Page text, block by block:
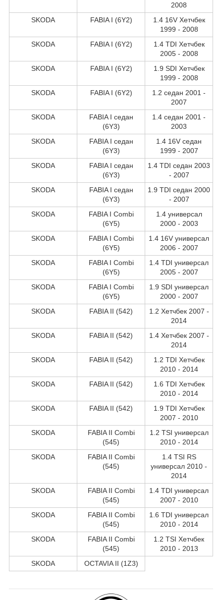
2008
SKODA
FABIA I (6Y2)
1.4 16V Хетчбек
1999 - 2008
SKODA
FABIA I (6Y2)
1.4 TDI Хетчбек
2005 - 2008
SKODA
FABIA I (6Y2)
1.9 SDI Хетчбек
1999 - 2008
SKODA
FABIA I (6Y2)
1.2 седан 2001 -
2007
SKODA
FABIA I седан
(6Y3)
1.4 седан 2001 -
2003
SKODA
FABIA I седан
(6Y3)
1.4 16V седан
1999 - 2007
SKODA
FABIA I седан
(6Y3)
1.4 TDI седан 2003
- 2007
SKODA
FABIA I седан
(6Y3)
1.9 TDI седан 2000
- 2007
SKODA
FABIA I Combi
(6Y5)
1.4 универсал
2000 - 2003
SKODA
FABIA I Combi
(6Y5)
1.4 16V универсал
2006 - 2007
SKODA
FABIA I Combi
(6Y5)
1.4 TDI универсал
2005 - 2007
SKODA
FABIA I Combi
(6Y5)
1.9 SDI универсал
2000 - 2007
SKODA
FABIA II (542)
1.2 Хетчбек 2007 -
2014
SKODA
FABIA II (542)
1.4 Хетчбек 2007 -
2014
SKODA
FABIA II (542)
1.2 TDI Хетчбек
2010 - 2014
SKODA
FABIA II (542)
1.6 TDI Хетчбек
2010 - 2014
SKODA
FABIA II (542)
1.9 TDI Хетчбек
2007 - 2010
SKODA
FABIA II Combi
(545)
1.2 TSI универсал
2010 - 2014
SKODA
FABIA II Combi
(545)
1.4 TSI RS
универсал 2010 -
2014
SKODA
FABIA II Combi
(545)
1.4 TDI универсал
2007 - 2010
SKODA
FABIA II Combi
(545)
1.6 TDI универсал
2010 - 2014
SKODA
FABIA II Combi
(545)
1.2 TSI Хетчбек
2010 - 2013
SKODA
OCTAVIA II (1Z3)